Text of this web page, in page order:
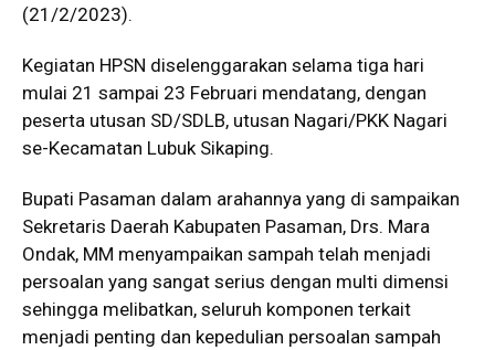
(21/2/2023).
Kegiatan HPSN diselenggarakan selama tiga hari
mulai 21 sampai 23 Februari mendatang, dengan
peserta utusan SD/SDLB, utusan Nagari/PKK Nagari
se-Kecamatan Lubuk Sikaping.
Bupati Pasaman dalam arahannya yang di sampaikan
Sekretaris Daerah Kabupaten Pasaman, Drs. Mara
Ondak, MM menyampaikan sampah telah menjadi
persoalan yang sangat serius dengan multi dimensi
sehingga melibatkan, seluruh komponen terkait
menjadi penting dan kepedulian persoalan sampah